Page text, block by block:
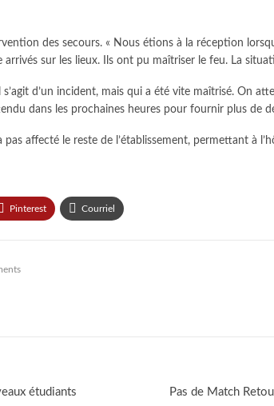
des secours. « Nous étions à la réception
sur les lieux. Ils ont pu maîtriser le feu. La
d’un incident, mais qui a été vite maîtrisé. On
dans les prochaines heures pour fournir plus de
affecté le reste de l’établissement, permettant à
Pinterest Courriel
étudiants Pas de Match
22, 2026 0